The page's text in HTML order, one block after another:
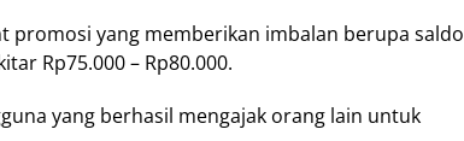
promosi yang memberikan imbalan berupa saldo
Rp75.000 – Rp80.000.
yang berhasil mengajak orang lain untuk